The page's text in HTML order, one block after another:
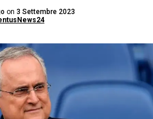
on 3 Settembre 2023